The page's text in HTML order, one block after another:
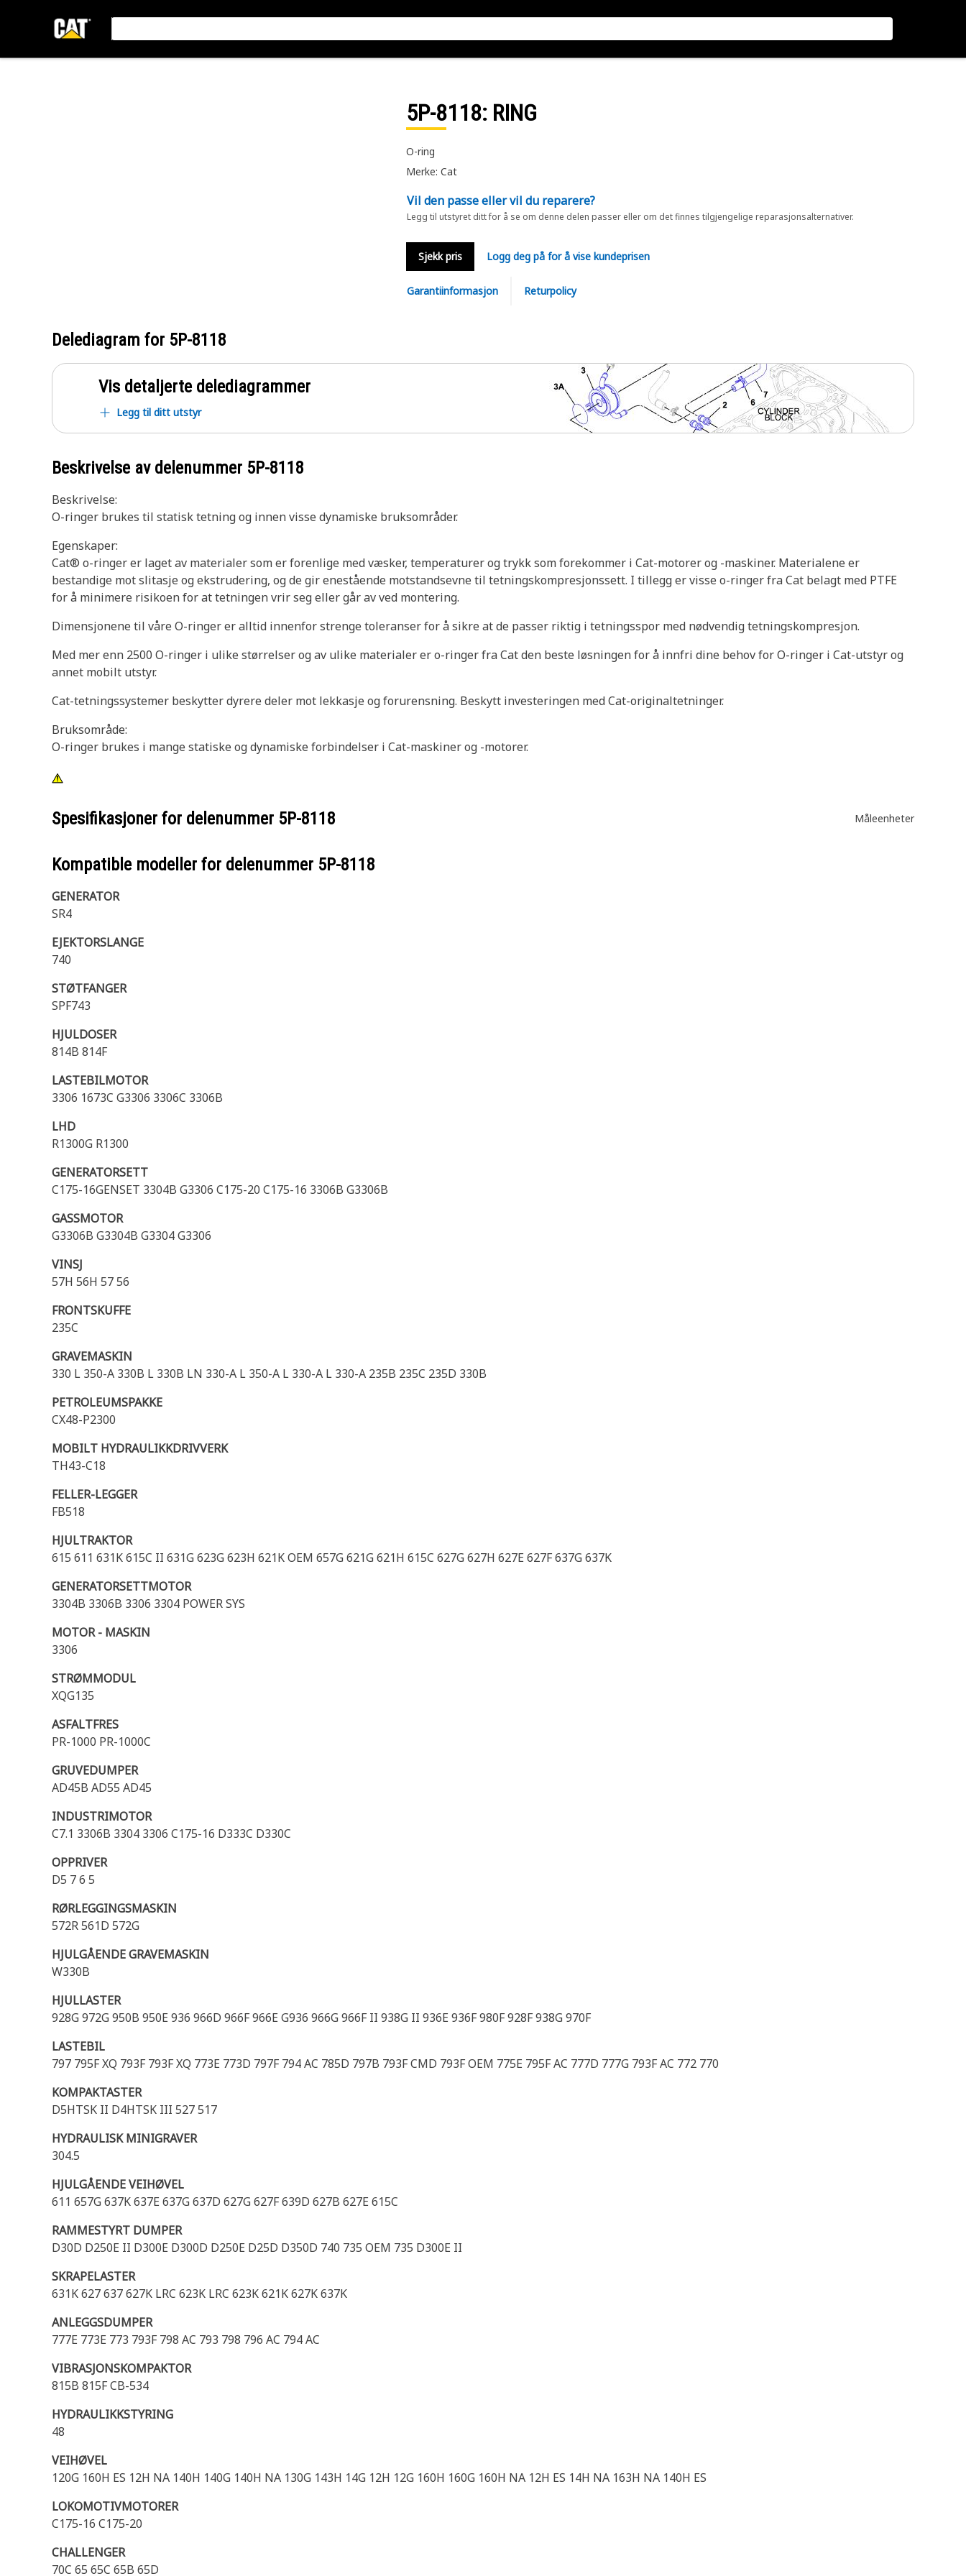
5P-8118: RING
O-ring
Merke: Cat
Vil den passe eller vil du reparere?
Legg til utstyret ditt for å se om denne delen passer eller om det finnes tilgjengelige reparasjonsalternativer.
Sjekk pris Logg deg på for å vise kundeprisen
Garantiinformasjon Returpolicy
Delediagram for 5P-8118
Vis detaljerte delediagrammer
Legg til ditt utstyr
Beskrivelse av delenummer 5P-8118
Beskrivelse:
O-ringer brukes til statisk tetning og innen visse dynamiske bruksområder.
Egenskaper:
Cat® o-ringer er laget av materialer som er forenlige med væsker, temperaturer og trykk som forekommer i Cat-motorer og -maskiner. Materialene er
bestandige mot slitasje og ekstrudering, og de gir enestående motstandsevne til tetningskompresjonssett. I tillegg er visse o-ringer fra Cat belagt med PTFE
for å minimere risikoen for at tetningen vrir seg eller går av ved montering.
Dimensjonene til våre O-ringer er alltid innenfor strenge toleranser for å sikre at de passer riktig i tetningsspor med nødvendig tetningskompresjon.
Med mer enn 2500 O-ringer i ulike størrelser og av ulike materialer er o-ringer fra Cat den beste løsningen for å innfri dine behov for O-ringer i Cat-utstyr og
annet mobilt utstyr.
Cat-tetningssystemer beskytter dyrere deler mot lekkasje og forurensning. Beskytt investeringen med Cat-originaltetninger.
Bruksområde:
O-ringer brukes i mange statiske og dynamiske forbindelser i Cat-maskiner og -motorer.
Spesifikasjoner for delenummer 5P-8118 Måleenheter
Kompatible modeller for delenummer 5P-8118
GENERATOR
SR4
EJEKTORSLANGE
740
STØTFANGER
SPF743
HJULDOSER
814B 814F
LASTEBILMOTOR
3306 1673C G3306 3306C 3306B
LHD
R1300G R1300
GENERATORSETT
C175-16GENSET 3304B G3306 C175-20 C175-16 3306B G3306B
GASSMOTOR
G3306B G3304B G3304 G3306
VINSJ
57H 56H 57 56
FRONTSKUFFE
235C
GRAVEMASKIN
330 L 350-A 330B L 330B LN 330-A L 350-A L 330-A L 330-A 235B 235C 235D 330B
PETROLEUMSPAKKE
CX48-P2300
MOBILT HYDRAULIKKDRIVVERK
TH43-C18
FELLER-LEGGER
FB518
HJULTRAKTOR
615 611 631K 615C II 631G 623G 623H 621K OEM 657G 621G 621H 615C 627G 627H 627E 627F 637G 637K
GENERATORSETTMOTOR
3304B 3306B 3306 3304 POWER SYS
MOTOR - MASKIN
3306
STRØMMODUL
XQG135
ASFALTFRES
PR-1000 PR-1000C
GRUVEDUMPER
AD45B AD55 AD45
INDUSTRIMOTOR
C7.1 3306B 3304 3306 C175-16 D333C D330C
OPPRIVER
D5 7 6 5
RØRLEGGINGSMASKIN
572R 561D 572G
HJULGÅENDE GRAVEMASKIN
W330B
HJULLASTER
928G 972G 950B 950E 936 966D 966F 966E G936 966G 966F II 938G II 936E 936F 980F 928F 938G 970F
LASTEBIL
797 795F XQ 793F 793F XQ 773E 773D 797F 794 AC 785D 797B 793F CMD 793F OEM 775E 795F AC 777D 777G 793F AC 772 770
KOMPAKTASTER
D5HTSK II D4HTSK III 527 517
HYDRAULISK MINIGRAVER
304.5
HJULGÅENDE VEIHØVEL
611 657G 637K 637E 637G 637D 627G 627F 639D 627B 627E 615C
RAMMESTYRT DUMPER
D30D D250E II D300E D300D D250E D25D D350D 740 735 OEM 735 D300E II
SKRAPELASTER
631K 627 637 627K LRC 623K LRC 623K 621K 627K 637K
ANLEGGSDUMPER
777E 773E 773 793F 798 AC 793 798 796 AC 794 AC
VIBRASJONSKOMPAKTOR
815B 815F CB-534
HYDRAULIKKSTYRING
48
VEIHØVEL
120G 160H ES 12H NA 140H 140G 140H NA 130G 143H 14G 12H 12G 160H 160G 160H NA 12H ES 14H NA 163H NA 140H ES
LOKOMOTIVMOTORER
C175-16 C175-20
CHALLENGER
70C 65 65C 65B 65D